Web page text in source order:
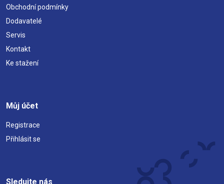
Obchodní podmínky
Dodavatelé
Servis
Kontakt
Ke stažení
Můj účet
Registrace
Přihlásit se
Sledujte nás